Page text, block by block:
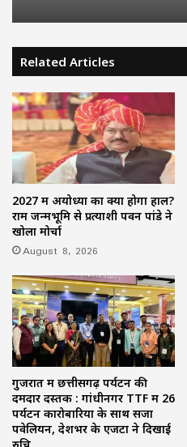
Related Articles
2027 में अयोध्या का क्या होगा हाल?
राम जन्मभूमि से प्रत्याशी पवन पांडे ने
खोला मोर्चा
August 8, 2026
गुजरात में छत्तीसगढ़ पर्यटन की
दमदार दस्तक : गांधीनगर TTF में 26
पर्यटन कारोबारियों के साथ सजा
पवेलियन, देशभर के एजेंटों ने दिखाई